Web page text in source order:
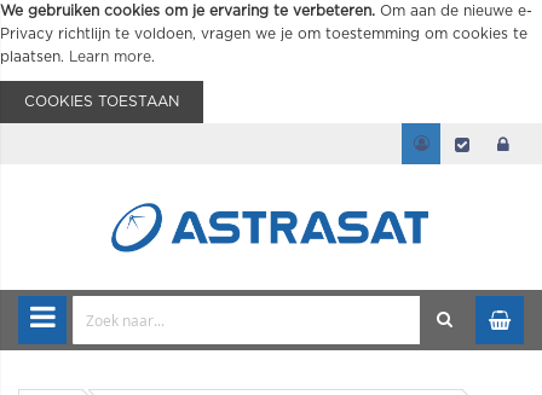
We gebruiken cookies om je ervaring te verbeteren. Om aan de nieuwe e-
Privacy richtlijn te voldoen, vragen we je om toestemming om cookies te
plaatsen.
Learn more.
COOKIES TOESTAAN